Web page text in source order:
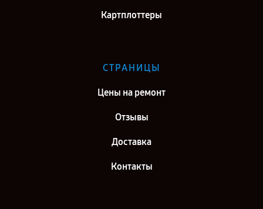
Картплоттеры
СТРАНИЦЫ
Цены на ремонт
Отзывы
Доставка
Контакты